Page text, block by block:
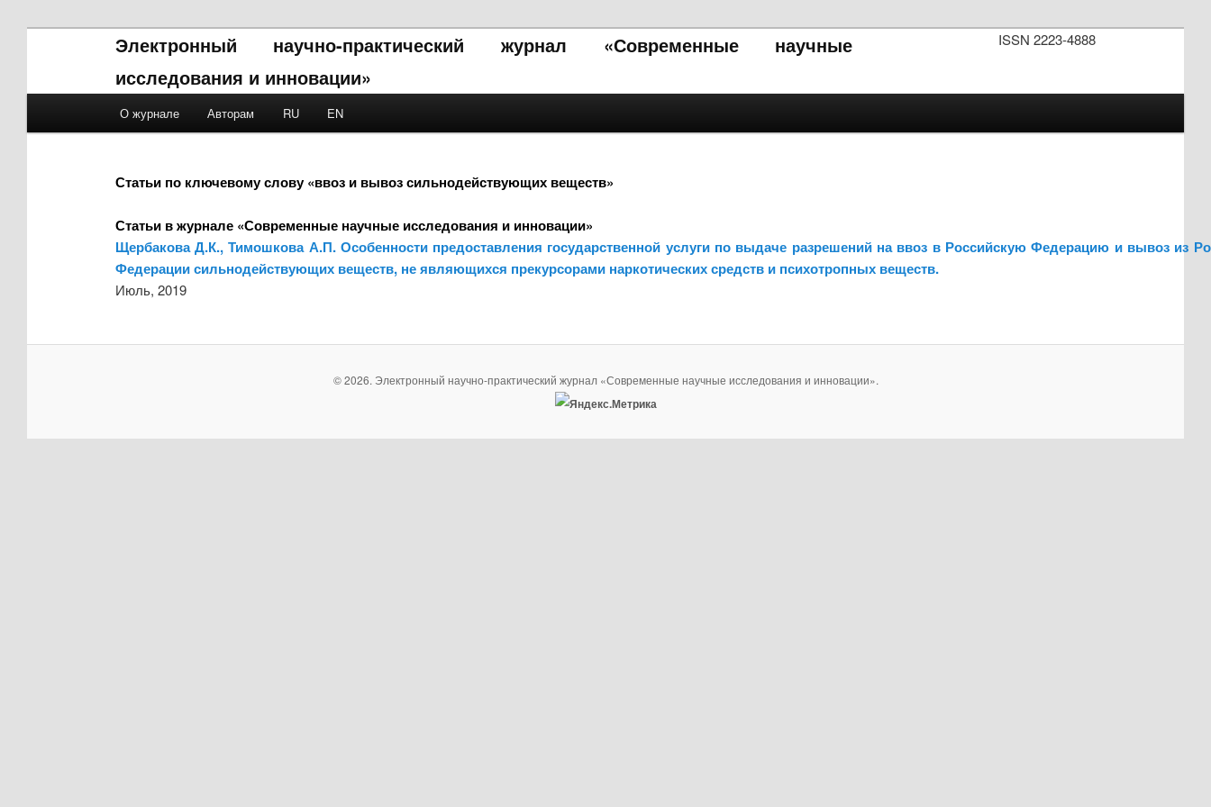
ISSN 2223-4888
Электронный научно-практический журнал «Современные научные
исследования и инновации»
Skip to primary content
Skip to secondary content
О журнале Авторам RU EN
Статьи по ключевому слову «ввоз и вывоз сильнодействующих веществ»
Статьи в журнале «Современные научные исследования и инновации»
Щербакова Д.К., Тимошкова А.П. Особенности предоставления государственной услуги по выдаче разрешений на ввоз в Российскую Федерацию и вывоз из
Федерации сильнодействующих веществ, не являющихся прекурсорами наркотических средств и психотропных веществ.
Июль, 2019
© 2026. Электронный научно-практический журнал «Современные научные исследования и инновации».